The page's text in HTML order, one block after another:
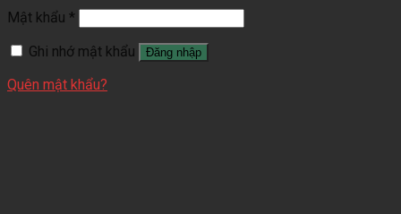
Mật khẩu *
Ghi nhớ mật khẩu
Đăng nhập
Quên mật khẩu?